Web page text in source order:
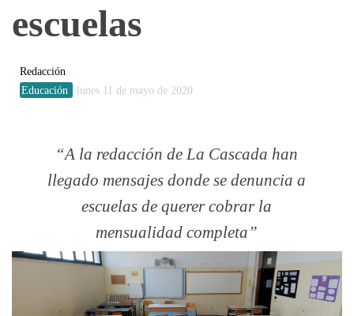
escuelas
Redacción
Educación
lunes 11 de mayo de 2020
A la redacción de La Cascada han
llegado mensajes donde se denuncia a
escuelas de querer cobrar la
mensualidad completa